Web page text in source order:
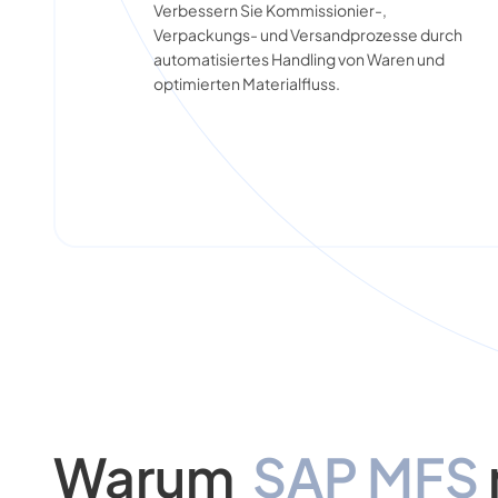
Verbessern Sie Kommissionier-,
Verpackungs- und Versandprozesse durch
automatisiertes Handling von Waren und
optimierten Materialfluss.
Warum SAP MFS